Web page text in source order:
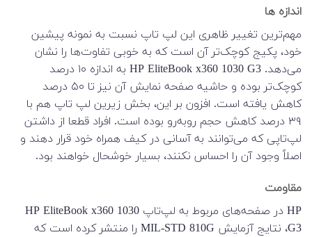
اندازه ها
مهم‌ترین تغییر ظاهری این لپ تاپ نسبت به نمونه پیشین
خود، پکیج کوچک‌تر آن است که به خوبی تفاوت‌ها را نشان
می‌دهد. HP EliteBook x360 1030 G3 به اندازه ۱۰ درصد
کوچک‌تر بوده و حاشیه صفحه نمایش آن نیز تا ۵۰ درصد
کاهش یافته است. افزون بر این، بخش زیرین لپ تاپ هم با
۳۹ درصد کاهش حجم روبه‌رو بوده است. افراد قطعا از داشتن
لپ‌تاپی که می‌توانند به آسانی در کیف همراه خود قرار دهند و
اصلاً وجود آن را احساس نکنند، بسیار خوشحال خواهند بود.
مقاومت
HP در صفحه‌های مربوط به لپ‌تاپ HP EliteBook x360 1030
G3، نتایج آزمایش MIL-STD 810G را منتشر کرده است که